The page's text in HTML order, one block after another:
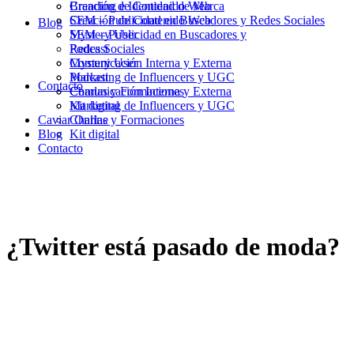
Branding e Identidad de Marca
Creación de Contenido Web
SEM – Publicidad en Buscadores y
Redes Sociales
Mystery User
Podcast
Comunicación Interna y Externa
Marketing de Influencers y UGC
Charlas y Formaciones
Kit digital
Blog
Contacto
Creación de Contenido Web
SEM – Publicidad en Buscadores y Redes Sociales
Mystery User
Podcast
Comunicación Interna y Externa
Marketing de Influencers y UGC
Charlas y Formaciones
Kit digital
Caviar Online
Blog
Contacto
¿Twitter está pasado de moda?